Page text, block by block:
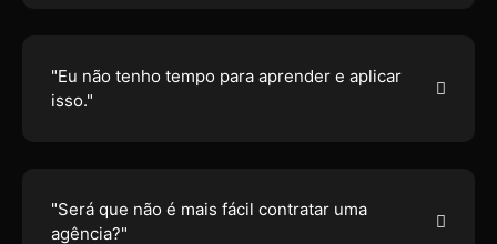
"Eu não tenho tempo para aprender e aplicar
isso."
"Será que não é mais fácil contratar uma
agência?"